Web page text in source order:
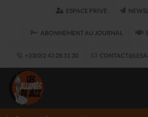
ESPACE PRIVÉ
ABONNEMENT AU JOURNAL
+33(0)2 43 28 31 30